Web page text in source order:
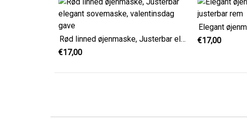
Rød linned øjenmaske, Justerbar elegant sovemaske, valentinsdag gave
€17,00
€17,00